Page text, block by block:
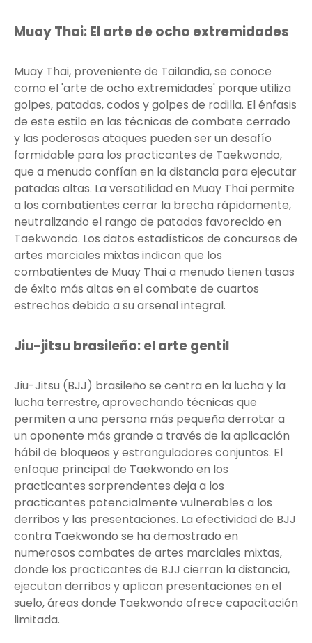
Muay Thai: El arte de ocho extremidades
Muay Thai, proveniente de Tailandia, se conoce
como el 'arte de ocho extremidades' porque utiliza
golpes, patadas, codos y golpes de rodilla. El énfasis
de este estilo en las técnicas de combate cerrado
y las poderosas ataques pueden ser un desafío
formidable para los practicantes de Taekwondo,
que a menudo confían en la distancia para ejecutar
patadas altas. La versatilidad en Muay Thai permite
a los combatientes cerrar la brecha rápidamente,
neutralizando el rango de patadas favorecido en
Taekwondo. Los datos estadísticos de concursos de
artes marciales mixtas indican que los
combatientes de Muay Thai a menudo tienen tasas
de éxito más altas en el combate de cuartos
estrechos debido a su arsenal integral.
Jiu-jitsu brasileño: el arte gentil
Jiu-Jitsu (BJJ) brasileño se centra en la lucha y la
lucha terrestre, aprovechando técnicas que
permiten a una persona más pequeña derrotar a
un oponente más grande a través de la aplicación
hábil de bloqueos y estranguladores conjuntos. El
enfoque principal de Taekwondo en los
practicantes sorprendentes deja a los
practicantes potencialmente vulnerables a los
derribos y las presentaciones. La efectividad de BJJ
contra Taekwondo se ha demostrado en
numerosos combates de artes marciales mixtas,
donde los practicantes de BJJ cierran la distancia,
ejecutan derribos y aplican presentaciones en el
suelo, áreas donde Taekwondo ofrece capacitación
limitada.